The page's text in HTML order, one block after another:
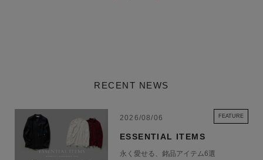
RECENT NEWS
2026/08/06 FEATURE
ESSENTIAL ITEMS
永く愛せる、銘品アイテム6選